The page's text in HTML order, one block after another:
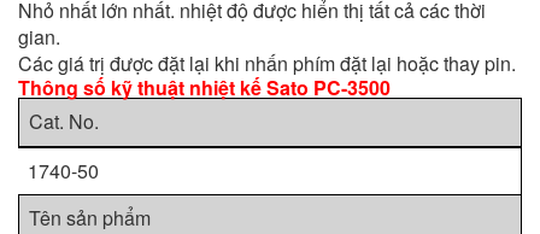
Nhỏ nhất lớn nhất. nhiệt độ được hiển thị tất cả các thời
gian.
Các giá trị được đặt lại khi nhấn phím đặt lại hoặc thay pin.
Thông số kỹ thuật nhiệt kế Sato PC-3500
Cat. No.
1740-50
Tên sản phẩm